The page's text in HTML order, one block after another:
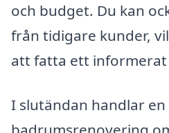
och budget. Du kan
från tidigare kunder,
att fatta ett informerat
I slutändan handlar en